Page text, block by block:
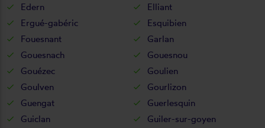
Edern
Elliant
Ergué-gabéric
Esquibien
Fouesnant
Garlan
Gouesnach
Gouesnou
Gouézec
Goulien
Goulven
Gourlizon
Guengat
Guerlesquin
Guiclan
Guiler-sur-goyen